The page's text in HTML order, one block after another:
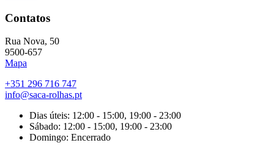
Contatos
Rua Nova, 50
9500-657
Mapa
+351 296 716 747
info@saca-rolhas.pt
Dias úteis: 12:00 - 15:00, 19:00 - 23:00
Sábado: 12:00 - 15:00, 19:00 - 23:00
Domingo: Encerrado